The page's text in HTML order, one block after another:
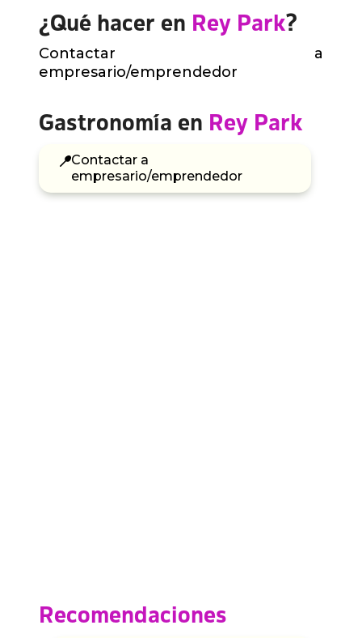
¿Qué hacer en Rey Park?
Contactar a
empresario/emprendedor
Gastronomía en Rey Park
Contactar a
empresario/emprendedor
Recomendaciones